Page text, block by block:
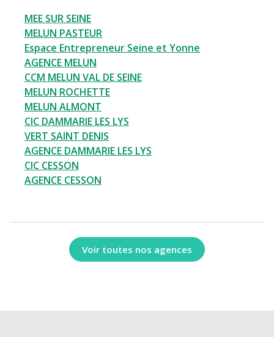
MEE SUR SEINE
MELUN PASTEUR
Espace Entrepreneur Seine et Yonne
AGENCE MELUN
CCM MELUN VAL DE SEINE
MELUN ROCHETTE
MELUN ALMONT
CIC DAMMARIE LES LYS
VERT SAINT DENIS
AGENCE DAMMARIE LES LYS
CIC CESSON
AGENCE CESSON
Voir toutes nos agences